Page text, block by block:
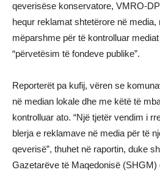
qeverisëse konservatore, VMRO-
hequr reklamat shtetërore në
mëparshme për të kontrolluar
“përvetësim të fondeve publike”.
Reporterët pa kufij, vëren se
në median lokale dhe me këtë të
kontrolluar ato. “Një tjetër vendim i
blerja e reklamave në media për të
qeverisë”, thuhet në raportin, duke
Gazetarëve të Maqedonisë (SHGM)